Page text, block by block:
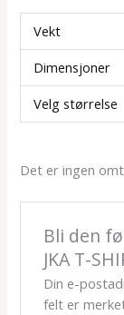
Vekt
Dimensjoner
Velg størrelse
Det er ingen
Bli den
JKA T-
Din e-
felt er